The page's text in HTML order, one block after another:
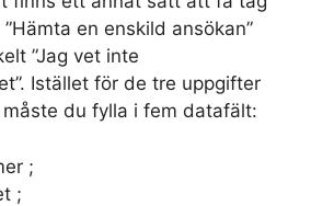
en enskild ansökan”
”Jag vet inte
Istället för de tre uppgifter
du fylla i fem datafält:
;
;